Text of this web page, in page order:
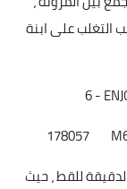
التغلب على ابنة
6 -
178057
للقط ، حيث